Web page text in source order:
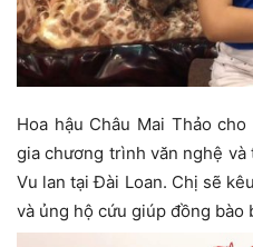
Hoa hậu Châu Mai Thảo
gia chương trình văn nghệ
Vu lan tại Đài Loan. Chị sẽ
và ủng hộ cứu giúp đồng bào